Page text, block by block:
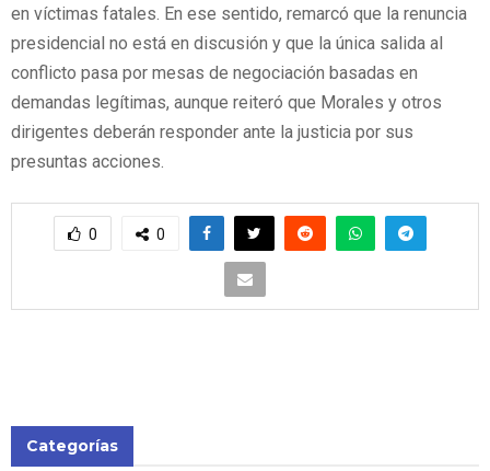
en víctimas fatales. En ese sentido, remarcó que la renuncia
presidencial no está en discusión y que la única salida al
conflicto pasa por mesas de negociación basadas en
demandas legítimas, aunque reiteró que Morales y otros
dirigentes deberán responder ante la justicia por sus
presuntas acciones.
0 0
Categorías